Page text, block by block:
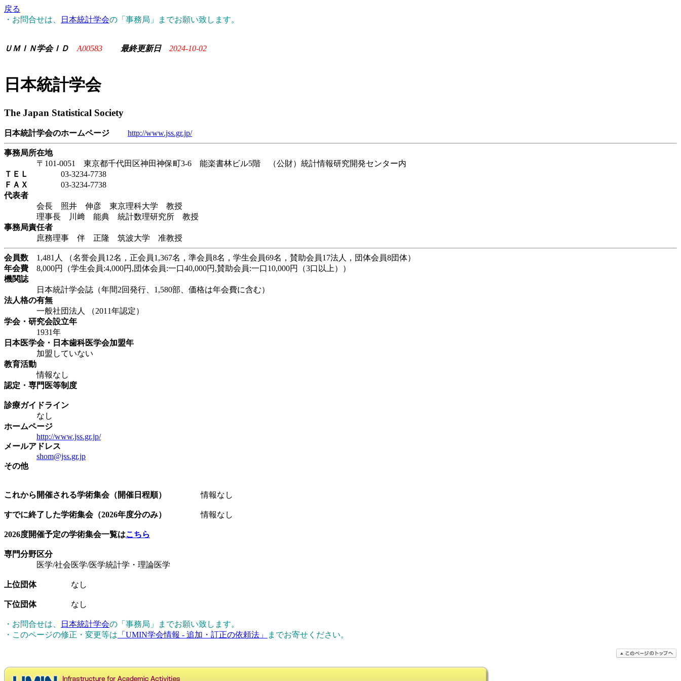
戻る
・お問合せは、
日本統計学会の「事務局」までお願い致します。
ＵＭＩＮ学会ＩＤ A00583 最終更新日 2024-10-02
日本統計学会
The Japan Statistical Society
日本統計学会のホームページ http://www.jss.gr.jp/
事務局所在地
〒101-0051 東京都千代田区神田神保町3-6 能楽書林ビル5階 （公財）統計情報研究開発センター内
ＴＥＬ
03-3234-7738
ＦＡＸ
03-3234-7738
代表者
会長 照井 伸彦 東京理科大学 教授
理事長 川﨑 能典 統計数理研究所 教授
事務局責任者
庶務理事 伴 正隆 筑波大学 准教授
会員数 1,481人 （名誉会員12名，正会員1,367名，準会員8名，学生会員69名，賛助会員17法人，団体会員8団体）
年会費 8,000円（学生会員:4,000円,団体会員:一口40,000円,賛助会員:一口10,000円（3口以上））
機関誌
日本統計学会誌（年間2回発行、1,580部、価格は年会費に含む）
法人格の有無
一般社団法人 （2011年認定）
学会・研究会設立年
1931年
日本医学会・日本歯科医学会加盟年
加盟していない
教育活動
情報なし
認定・専門医等制度
診療ガイドライン
なし
ホームページ
http://www.jss.gr.jp/
メールアドレス
shom@jss.gr.jp
その他
これから開催される学術集会（開催日程順） 情報なし
すでに終了した学術集会（2026年度分のみ） 情報なし
2026度開催予定の学術集会一覧はこちら
専門分野区分
医学/社会医学/医学統計学・理論医学
上位団体なし
下位団体なし
・お問合せは、 日本統計学会の「事務局」までお願い致します。
・このページの修正・変更等は 「UMIN学会情報 - 追加・訂正の依頼法」 までお寄せください。